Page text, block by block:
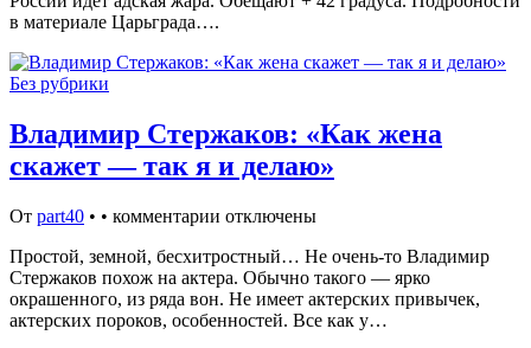
в материале Царьграда….
Без рубрики
Владимир Стержаков: «Как жена
скажет — так я и делаю»
От part40 • • комментарии отключены
Простой, земной, бесхитростный… Не очень-то Владимир
Стержаков похож на актера. Обычно такого — ярко
окрашенного, из ряда вон. Не имеет актерских привычек,
актерских пороков, особенностей. Все как у…